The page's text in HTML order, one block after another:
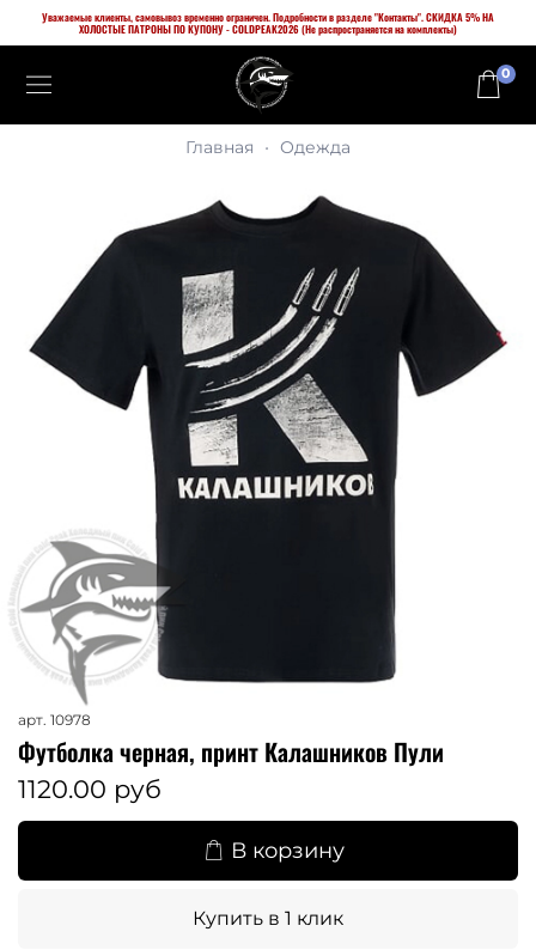
Уважаемые клиенты, самовывоз временно ограничен. Подробности в разделе "Контакты". СКИДКА 5% НА
ХОЛОСТЫЕ ПАТРОНЫ ПО КУПОНУ - COLDPEAK2026 (Не распространяется на комплекты)
0
Главная Одежда
арт. 10978
Футболка черная, принт Калашников Пули
1120.00 руб
В корзину
Купить в 1 клик